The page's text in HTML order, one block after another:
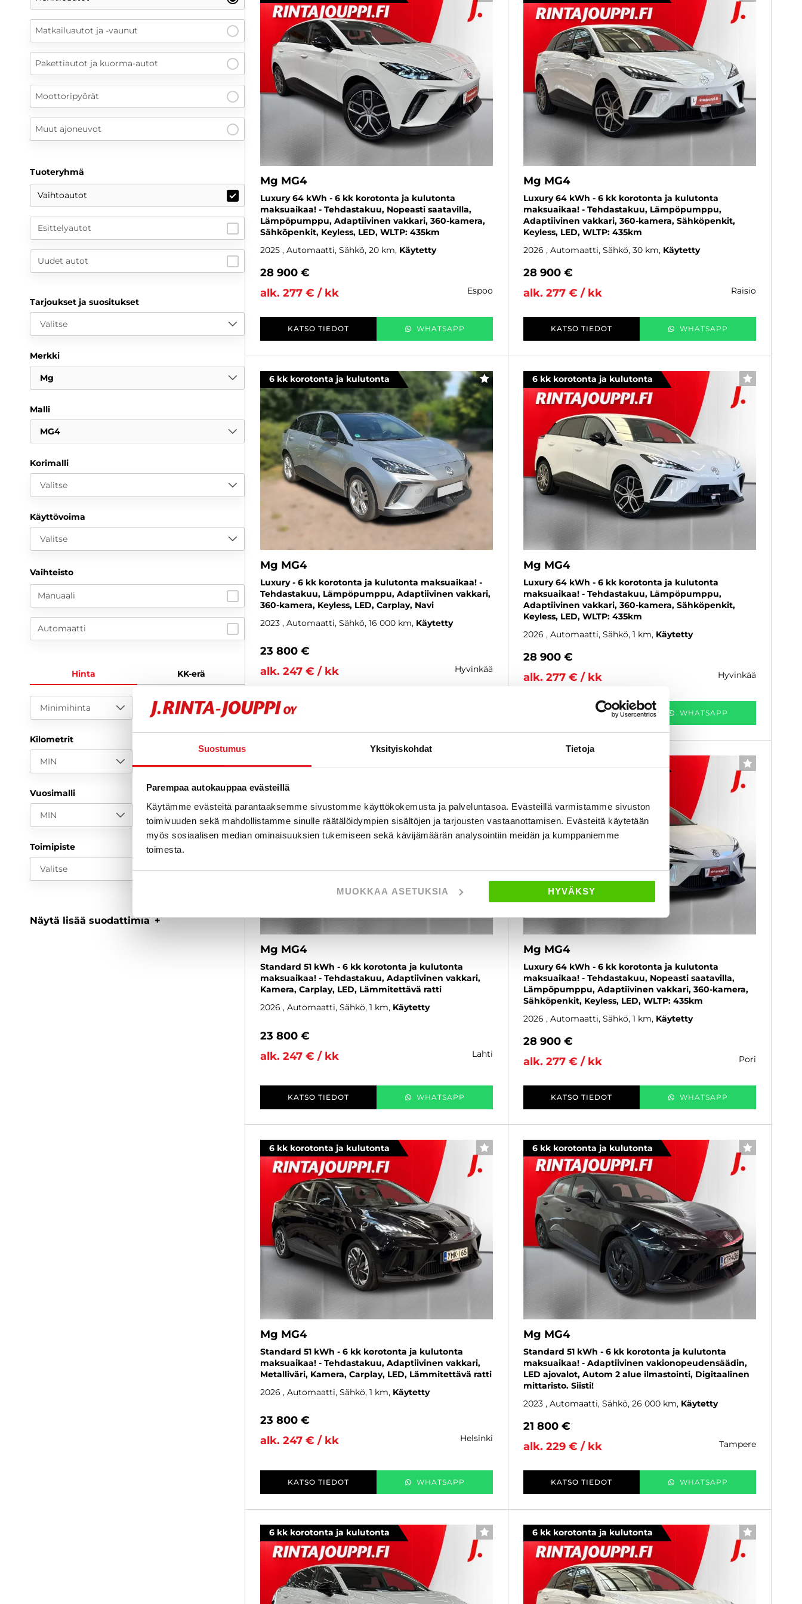
Suostumus Yksityiskohdat Tietoja
Parempaa autokauppaa evästeillä
Käytämme evästeitä parantaaksemme sivustomme käyttökokemusta ja palveluntasoa. Evästeillä varmistamme sivuston
toimivuuden sekä mahdollistamme sinulle räätälöidympien sisältöjen ja tarjousten vastaanottamisen. Evästeitä käytetään
myös sosiaalisen median ominaisuuksien tukemiseen sekä kävijämäärän analysointiin meidän ja kumppaniemme
toimesta.
MUOKKAA ASETUKSIA HYVÄKSY
Matkailuautot ja -vaunut
Pakettiautot ja kuorma-autot
Moottoripyörät
Muut ajoneuvot
Tuoteryhmä
Vaihtoautot
Esittelyautot
Uudet autot
Tarjoukset ja suositukset
Valitse
Merkki
Mg
Malli
MG4
Korimalli
Valitse
Käyttövoima
Valitse
Vaihteisto
Manuaali
Automaatti
Hinta KK-erä
Minimihinta Maksimihinta
Kilometrit
MIN
Vuosimalli
MIN MAX
Toimipiste
Valitse
Näytä lisää suodattimia
Mg MG4
Luxury 64 kWh - 6 kk korotonta ja kulutonta
maksuaikaa! - Tehdastakuu, Nopeasti saatavilla,
Lämpöpumppu, Adaptiivinen vakkari, 360-kamera,
Sähköpenkit, Keyless, LED, WLTP: 435km
2025 , Automaatti, Sähkö, 20 km Käytetty
28 900 €
alk. 277 € / kk
espoo
KATSO TIEDOT WHATSAPP
Mg MG4
Luxury 64 kWh - 6 kk korotonta ja kulutonta
maksuaikaa! - Tehdastakuu, Lämpöpumppu,
Adaptiivinen vakkari, 360-kamera, Sähköpenkit,
Keyless, LED, WLTP: 435km
2026 , Automaatti, Sähkö, 30 km Käytetty
28 900 €
alk. 277 € / kk
raisio
KATSO TIEDOT WHATSAPP
6 kk korotonta ja kulutonta SUOSIKKI
Mg MG4
Luxury - 6 kk korotonta ja kulutonta maksuaikaa! -
Tehdastakuu, Lämpöpumppu, Adaptiivinen vakkari,
360-kamera, Keyless, LED, Carplay, Navi
2023 , Automaatti, Sähkö, 16 000 km Käytetty
23 800 €
alk. 247 € / kk
hyvinkää
KATSO TIEDOT
6 kk korotonta ja kulutonta SUOSIKKI
Mg MG4
Luxury 64 kWh - 6 kk korotonta ja kulutonta
maksuaikaa! - Tehdastakuu, Lämpöpumppu,
Adaptiivinen vakkari, 360-kamera, Sähköpenkit,
Keyless, LED, WLTP: 435km
2026 , Automaatti, Sähkö, 1 km Käytetty
28 900 €
alk. 277 € / kk
hyvinkää
KATSO TIEDOT WHATSAPP
6 kk korotonta ja kulutonta SUOSIKKI
Mg MG4
Standard 51 kWh - 6 kk korotonta ja kulutonta
maksuaikaa! - Tehdastakuu, Adaptiivinen vakkari,
Kamera, Carplay, LED, Lämmitettävä ratti
2026 , Automaatti, Sähkö, 1 km Käytetty
23 800 €
alk. 247 € / kk
lahti
KATSO TIEDOT WHATSAPP
SUOSIKKI
Mg MG4
Luxury 64 kWh - 6 kk korotonta ja kulutonta
maksuaikaa! - Tehdastakuu, Nopeasti saatavilla,
Lämpöpumppu, Adaptiivinen vakkari, 360-kamera,
Sähköpenkit, Keyless, LED, WLTP: 435km
2026 , Automaatti, Sähkö, 1 km Käytetty
28 900 €
alk. 277 € / kk
pori
KATSO TIEDOT WHATSAPP
6 kk korotonta ja kulutonta SUOSIKKI
Mg MG4
Standard 51 kWh - 6 kk korotonta ja kulutonta
maksuaikaa! - Tehdastakuu, Adaptiivinen vakkari,
Metalliväri, Kamera, Carplay, LED, Lämmitettävä ratti
2026 , Automaatti, Sähkö, 1 km Käytetty
23 800 €
alk. 247 € / kk
helsinki
KATSO TIEDOT WHATSAPP
6 kk korotonta ja kulutonta SUOSIKKI
Mg MG4
Standard 51 kWh - 6 kk korotonta ja kulutonta
maksuaikaa! - Adaptiivinen vakionopeudensäädin,
LED ajovalot, Autom 2 alue ilmastointi, Digitaalinen
mittaristo. Siisti!
2023 , Automaatti, Sähkö, 26 000 km Käytetty
21 800 €
alk. 229 € / kk
tampere
KATSO TIEDOT WHATSAPP
6 kk korotonta ja kulutonta SUOSIKKI 6 kk korotonta ja kulutonta SUOSIKKI